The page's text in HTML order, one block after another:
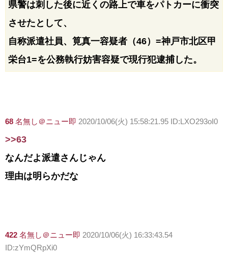
県警は刺した後に近くの路上で車をパトカーに衝突
させたとして、
自称派遣社員、筧真一容疑者（46）=神戸市北区甲
栄台1=を公務執行妨害容疑で現行犯逮捕した。
68 名無し＠ニュー即 2020/10/06(火) 15:58:21.95 ID:LXO293oI0
>>63
なんだよ派遣さんじゃん
理由は明らかだな
422 名無し＠ニュー即 2020/10/06(火) 16:33:43.54
ID:zYmQRpXi0